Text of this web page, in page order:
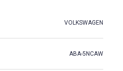
VOLKSWAGEN
ABA-5NCAW